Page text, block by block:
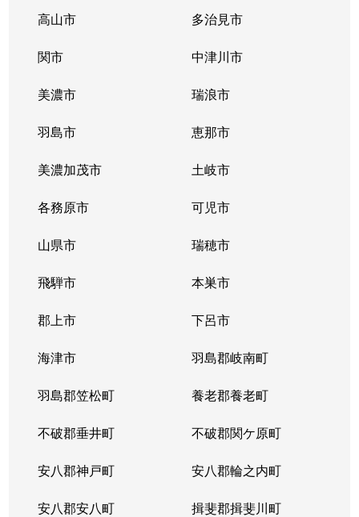
高山市 多治見市
関市 中津川市
美濃市 瑞浪市
羽島市 恵那市
美濃加茂市 土岐市
各務原市 可児市
山県市 瑞穂市
飛騨市 本巣市
郡上市 下呂市
海津市 羽島郡岐南町
羽島郡笠松町 養老郡養老町
不破郡垂井町 不破郡関ケ原町
安八郡神戸町 安八郡輪之内町
安八郡安八町 揖斐郡揖斐川町